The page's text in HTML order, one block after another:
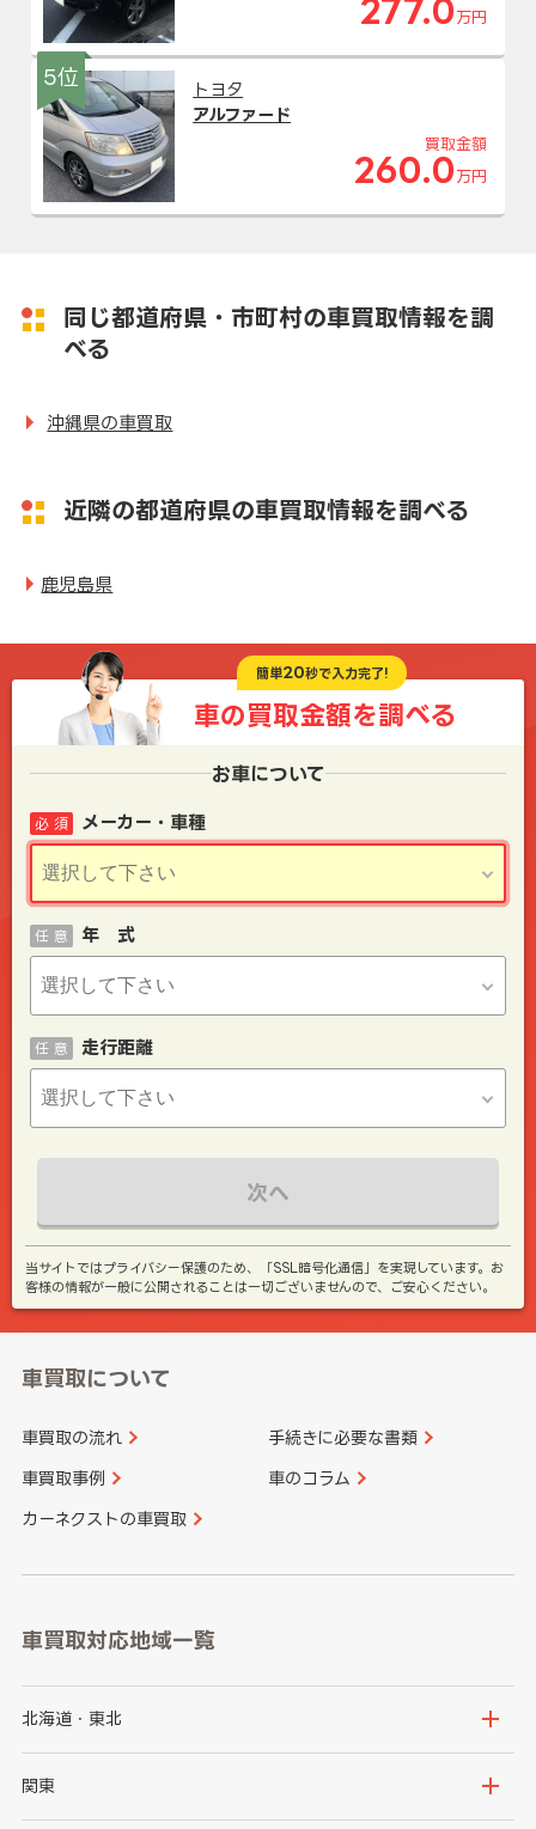
277.0 万円
5位
トヨタ
アルファード
買取金額
260.0 万円
同じ都道府県・市町村の車買取情報を調
べる
沖縄県の車買取
近隣の都道府県の車買取情報を調べる
鹿児島県
簡単20秒で入力完了!
車の買取金額を調べる
お車について
メーカー・車種
必 須
年 式
任 意
走行距離
任 意
次へ
当サイトではプライバシー保護のため、「SSL暗号化通信」を実現しています。お
客様の情報が一般に公開されることは一切ございませんので、ご安心ください。
車買取について
車買取の流れ 手続きに必要な書類
車買取事例 車のコラム
カーネクストの車買取
車買取対応地域一覧
北海道・東北
北海道
関東